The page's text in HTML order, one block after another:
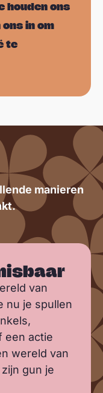
houden ons
in om
te
manieren
van
nu je spullen
een actie
wereld van
gun je